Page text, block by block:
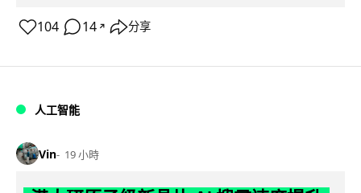
104 14 ↗ 分享
人工智能
Vin 19 小時